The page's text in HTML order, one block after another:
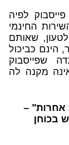
לפיה
החינמי
שאותם
הינם כביכול
שפייסבוק
מקנה לה
אחרות" –
בכוחן